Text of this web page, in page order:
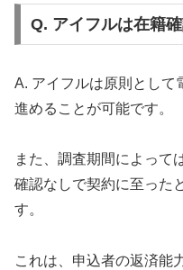
Q. アイフルは在籍
A. アイフルは原則として
進めることが可能です。
また、調査期間によって
確認なしで契約に至った
す。
これは、申込者の返済能